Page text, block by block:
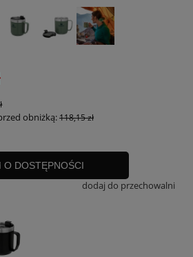
obniżką:118,15 zł
O DOSTĘPNOŚCI
dodaj do przechowalni